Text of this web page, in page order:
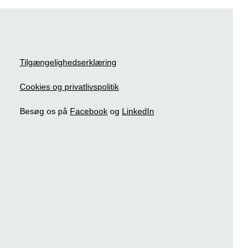
Tilgængelighedserklæring
Cookies og privatlivspolitik
Besøg os på Facebook og LinkedIn